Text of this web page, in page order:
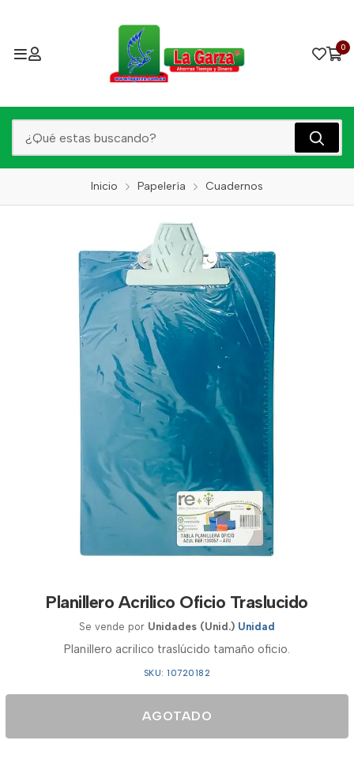
0
Inicio Papelería Cuadernos
Planillero Acrilico Oficio Traslucido
Se vende por Unidades (Unid.) Unidad
Planillero acrilico traslúcido tamaño oficio.
SKU: 10720182
AGOTADO